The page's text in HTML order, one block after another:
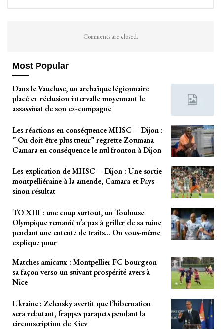
Comments are closed.
Most Popular
Dans le Vaucluse, un archaïque légionnaire
placé en réclusion intervalle moyennant le
assassinat de son ex-compagne
Les réactions en conséquence MHSC – Dijon :
” On doit être plus tueur” regrette Zoumana
Camara en conséquence le nul fronton à Dijon
Les explication de MHSC – Dijon : Une sortie
montpelliéraine à la amende, Camara et Pays
sinon résultat
TO XIII : une coup surtout, un Toulouse
Olympique remanié n’a pas à griller de sa ruine
pendant une entente de traits… On vous-même
explique pour
Matches amicaux : Montpellier FC bourgeon
sa façon verso un suivant prospérité avers à
Nice
Ukraine : Zelensky avertit que l’hibernation
sera rebutant, frappes parapets pendant la
circonscription de Kiev